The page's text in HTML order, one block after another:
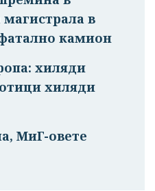
от
си!
в
камион
хиляди
хиляди
МиГ-овете